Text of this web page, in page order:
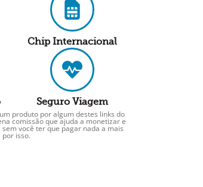
Chip Internacional
Seguro Viagem
produto por algum destes links do
comissão que ajuda a monetizar e
você ter que pagar nada a mais
por isso.